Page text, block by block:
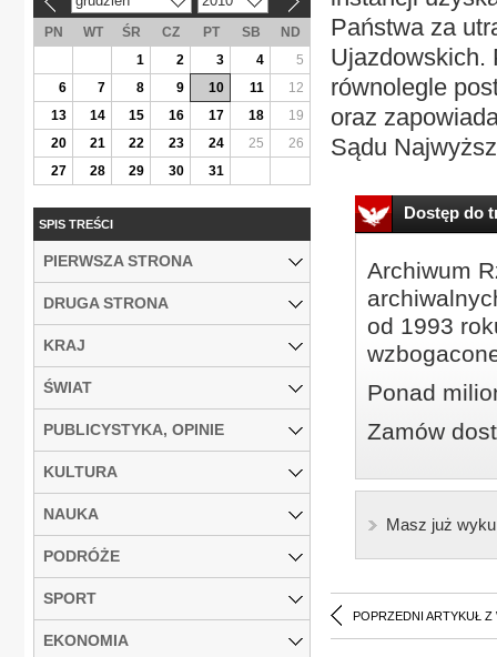
Państwa za
Ujazdowskich.
równolegle
oraz
Sądu
Dostęp do
Archiwum
od 1993
Ponad
Zamów
Masz już
POPRZEDNI ARTYKUŁ Z
PN WT ŚR CZ PT SB
ND
1
2 3 4
5
6
7 8 9 10 11
12
13
14 15 16 17 18
19
20
21 22 23 24 25
26
27
28 29 30 31
SPIS TREŚCI
PIERWSZA STRONA
DRUGA STRONA
KRAJ
ŚWIAT
PUBLICYSTYKA, OPINIE
KULTURA
NAUKA
PODRÓŻE
SPORT
EKONOMIA